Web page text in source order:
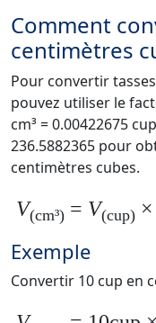
Comment
centimètres
Pour convertir
pouvez utiliser le
cm³ = 0.00422675
236.5882365 pour
centimètres cubes.
V(cm³) = V(cup)
Exemple
Convertir 10 cup en